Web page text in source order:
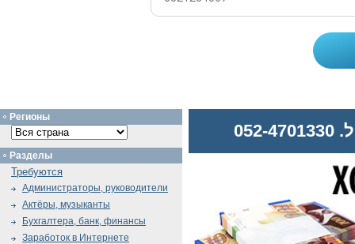
Регионы
Разделы
Требуются
Администраторы, руководители
Актёры, музыканты
Бухгалтера, банк, финансы
Заработок в Интернете